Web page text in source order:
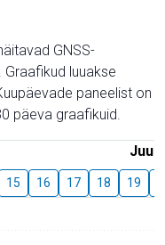
GNSS-
luuakse
paneelist on
päeva graafikuid.
Juuli
15 16 17 18 19